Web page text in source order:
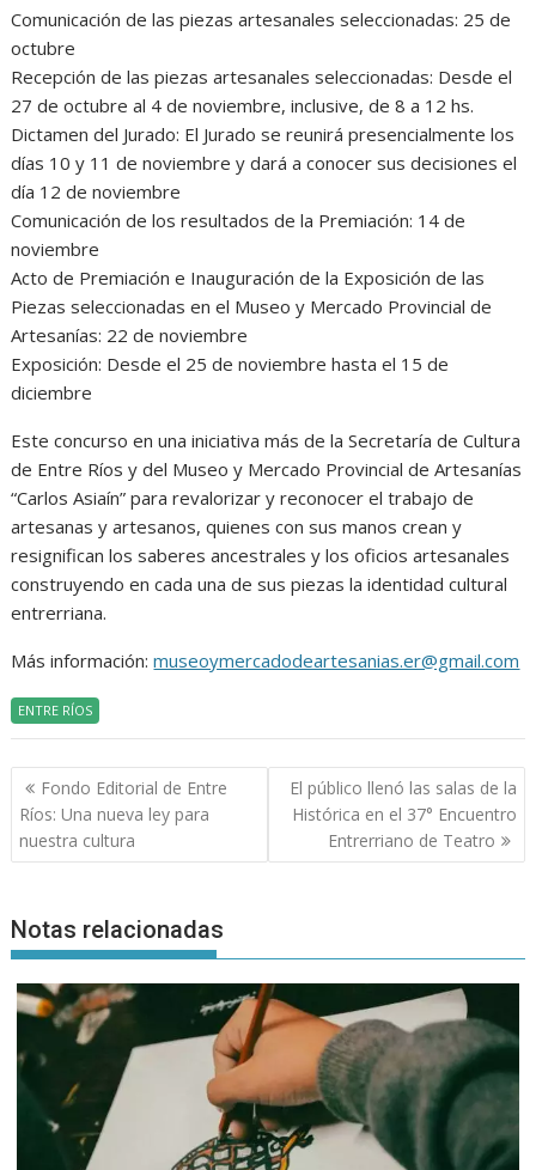
Comunicación de las piezas artesanales seleccionadas: 25 de
octubre
Recepción de las piezas artesanales seleccionadas: Desde el
27 de octubre al 4 de noviembre, inclusive, de 8 a 12 hs.
Dictamen del Jurado: El Jurado se reunirá presencialmente los
días 10 y 11 de noviembre y dará a conocer sus decisiones el
día 12 de noviembre
Comunicación de los resultados de la Premiación: 14 de
noviembre
Acto de Premiación e Inauguración de la Exposición de las
Piezas seleccionadas en el Museo y Mercado Provincial de
Artesanías: 22 de noviembre
Exposición: Desde el 25 de noviembre hasta el 15 de
diciembre
Este concurso en una iniciativa más de la Secretaría de Cultura
de Entre Ríos y del Museo y Mercado Provincial de Artesanías
“Carlos Asiaín” para revalorizar y reconocer el trabajo de
artesanas y artesanos, quienes con sus manos crean y
resignifican los saberes ancestrales y los oficios artesanales
construyendo en cada una de sus piezas la identidad cultural
entrerriana.
Más información:museoymercadodeartesanias.er@gmail.com
ENTRE RÍOS
Navegación
de
entradas
Fondo Editorial de Entre
Ríos: Una nueva ley para
nuestra cultura
El público llenó las salas de la
Histórica en el 37° Encuentro
Entrerriano de Teatro
Notas relacionadas